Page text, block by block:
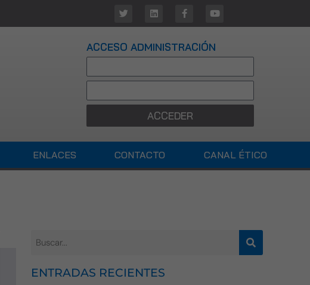
ACCESO ADMINISTRACIÓN
ACCEDER
ENLACES CONTACTO CANAL ÉTICO
ENTRADAS RECIENTES